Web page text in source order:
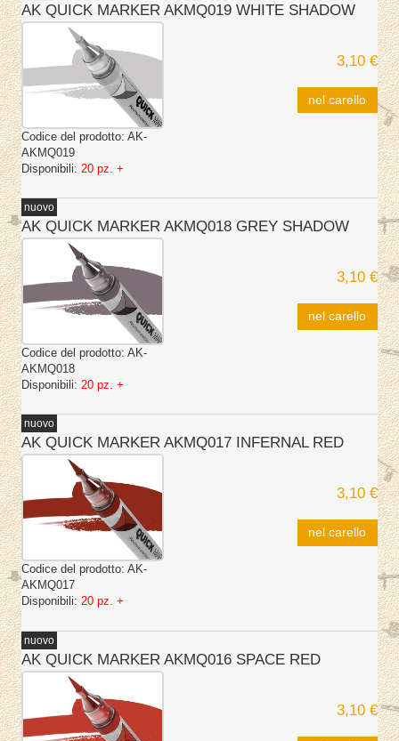
AK QUICK MARKER AKMQ019 WHITE SHADOW
Codice del prodotto: AK-
AKMQ019
Disponibili: 20 pz. +
3,10 €
nel carello
AK QUICK MARKER AKMQ018 GREY SHADOW
Codice del prodotto: AK-
AKMQ018
Disponibili: 20 pz. +
3,10 €
nel carello
nuovo
AK QUICK MARKER AKMQ017 INFERNAL RED
Codice del prodotto: AK-
AKMQ017
Disponibili: 20 pz. +
3,10 €
nel carello
nuovo
AK QUICK MARKER AKMQ016 SPACE RED
3,10 €
nuovo